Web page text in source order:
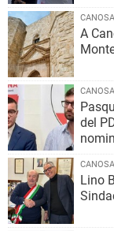
A
del
Lino